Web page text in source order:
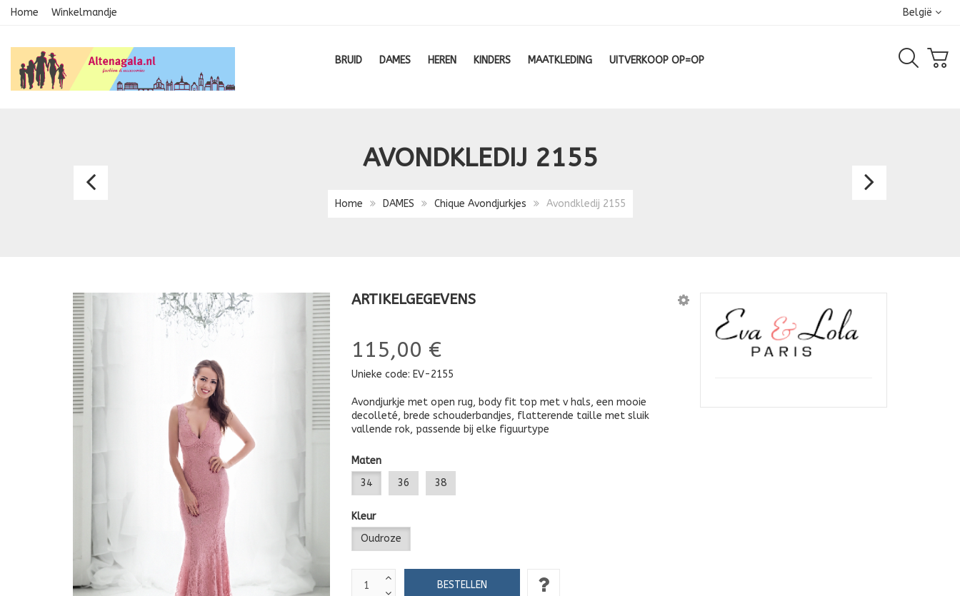
Home Winkelmandje België
BRUID DAMES HEREN KINDERS MAATKLEDING UITVERKOOP OP=OP
AVONDKLEDIJ 2155
Home DAMES Chique Avondjurkjes Avondkledij 2155
Avondkledij
ARTIKELGEGEVENS
115,00 €
Unieke code: EV-2155
Avondjurkje met open rug, body fit top met v hals, een mooie
decolleté, brede schouderbandjes, flatterende taille met sluik
vallende rok, passende bij elke figuurtype
Maten
34
36 38
Kleur
Oudroze